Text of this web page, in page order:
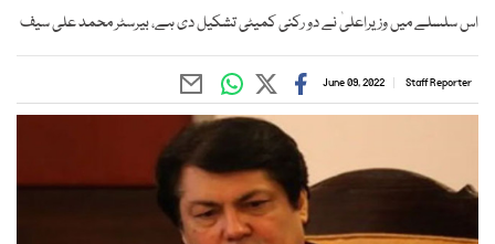
اس سلسلے میں وزیراعلیٰ نے دو رکنی کمیٹی تشکیل دی ہے، بیرسٹر محمد علی سیف
Staff Reporter
June 09, 2022